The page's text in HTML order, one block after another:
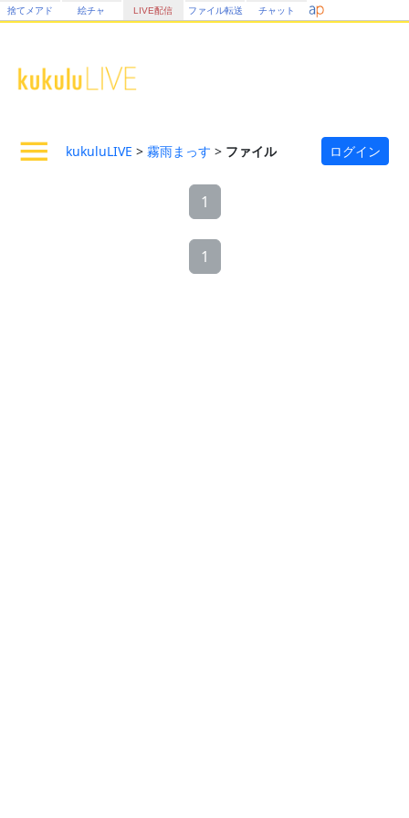
捨てメアド 絵チャ LIVE配信 ファイル転送 チャット
kukuluLIVE > 霧雨まっす > ファイル ログイン
1
1